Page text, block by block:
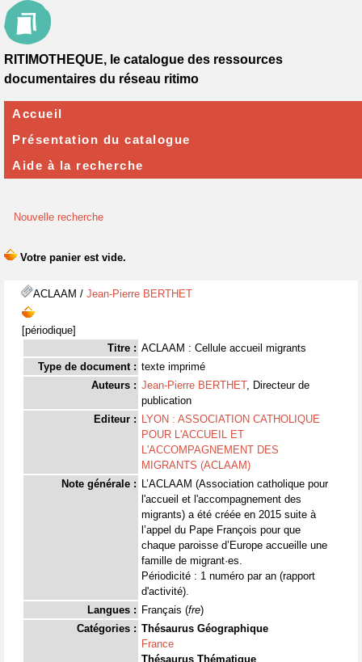
Nouvelle recherche
ACLAAM / Jean-Pierre BERTHET
[périodique]
Titre : ACLAAM : Cellule accueil migrants
Type de document : texte imprimé
Auteurs : Jean-Pierre BERTHET, Directeur de
publication
Editeur : LYON : ASSOCIATION CATHOLIQUE
POUR L'ACCUEIL ET
L'ACCOMPAGNEMENT DES
MIGRANTS (ACLAAM)
Note générale : L’ACLAAM (Association catholique pour
l'accueil et l'accompagnement des
migrants) a été créée en 2015 suite à
l’appel du Pape François pour que
chaque paroisse d’Europe accueille une
famille de migrant·es.
Périodicité : 1 numéro par an (rapport
d'activité).
Langues : Français (fre)
Catégories : Thésaurus Géographique
France
Thésaurus Thématique
RITIMOTHEQUE, le catalogue des ressources
documentaires du réseau ritimo
Accueil
Présentation du catalogue
Aide à la recherche